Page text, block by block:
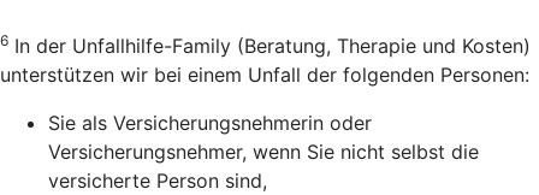
6 In der Unfallhilfe-Family (Beratung, Therapie und Kosten)
unterstützen wir bei einem Unfall der folgenden Personen:
Sie als Versicherungsnehmerin oder
Versicherungsnehmer, wenn Sie nicht selbst die
versicherte Person sind,